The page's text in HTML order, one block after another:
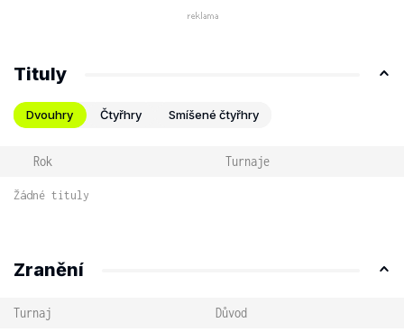
Tituly
Dvouhry Čtyřhry Smíšené čtyřhry
Rok Turnaje
Žádné tituly
Zranění
Turnaj Důvod